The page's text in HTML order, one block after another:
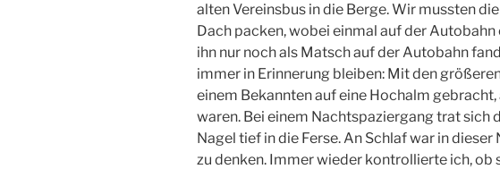
alten Vereinsbus in die Berge. Wir mussten
Dach packen, wobei einmal auf der
ihn nur noch als Matsch auf der Autobahn
immer in Erinnerung bleiben: Mit den
einem Bekannten auf eine Hochalm
waren. Bei einem Nachtspaziergang trat sich
Nagel tief in die Ferse. An Schlaf war in
zu denken. Immer wieder kontrollierte ich, ob